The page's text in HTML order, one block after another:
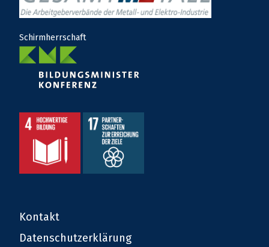
Schirmherrschaft
Kontakt
Datenschutzerklärung